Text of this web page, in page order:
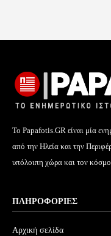
Το Papafotis.GR είναι μία
από την Ηλεία και την
υπόλοιπη χώρα και τον
ΠΛΗΡΟΦΟΡΊΕΣ
Αρχική σελίδα